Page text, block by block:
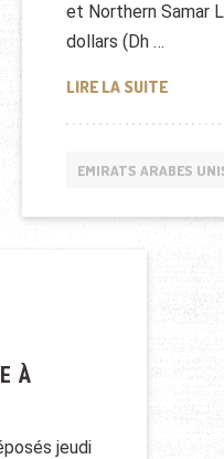
et Northern Samar
dollars (Dh …
LIRE LA SUITEDUBAI :
EMIRATS ARABES
À
jeudi